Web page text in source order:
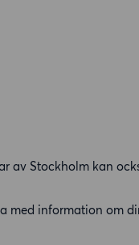
av Stockholm kan
med information om